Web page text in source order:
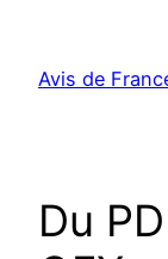
contenu
Avis de
Du